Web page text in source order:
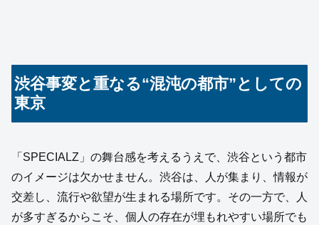
渋谷事変と重なる“混沌の都市”としての
東京
「SPECIALZ」の舞台感を考えるうえで、渋谷という都市
のイメージは欠かせません。渋谷は、人が集まり、情報が
交差し、流行や欲望が生まれる場所です。その一方で、人
が多すぎるからこそ、個人の存在が埋もれやすい場所でも